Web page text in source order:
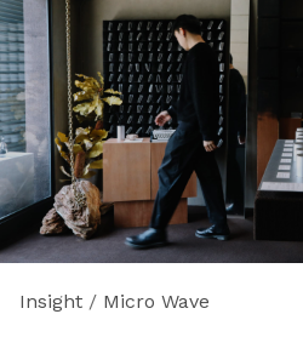
Insight / Micro Wave